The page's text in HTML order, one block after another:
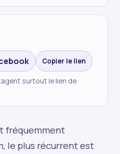
Copier le lien
surtout le lien de
fréquemment
le plus récurrent est